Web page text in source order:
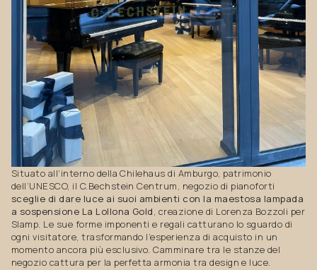
Situato all’interno della Chilehaus di Amburgo, patrimonio
dell’UNESCO, il C.Bechstein Centrum, negozio di pianoforti
sceglie di dare luce ai suoi ambienti con la maestosa lampada
a sospensione La Lollona Gold, creazione di Lorenza Bozzoli per
Slamp. Le sue forme imponenti e regali catturano lo sguardo di
ogni visitatore, trasformando l’esperienza di acquisto in un
momento ancora più esclusivo. Camminare tra le stanze del
negozio cattura per la perfetta armonia tra design e luce.